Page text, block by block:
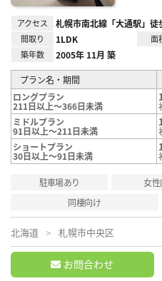
アクセス 札幌市南北線「大通駅」徒
間取り 1LDK 面
築年数 2005年 11月 築
プラン名・期間
ロングプラン
211日以上～366日未満
ミドルプラン
91日以上～211日未満
ショートプラン
30日以上～91日未満
駐車場あり 女性
同棲向け
北海道 札幌市中央区
お問合わせ